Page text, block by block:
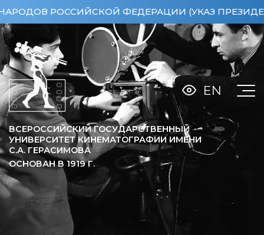
РОССИЙСКОЙ ФЕДЕРАЦИИ (УКАЗ ПРЕЗИДЕНТА
ВСЕРОССИЙСКИЙ ГОСУДАРСТВЕННЫЙ
УНИВЕРСИТЕТ КИНЕМАТОГРАФИИ ИМЕНИ
С.А. ГЕРАСИМОВА
ОСНОВАН В 1919Г.
EN